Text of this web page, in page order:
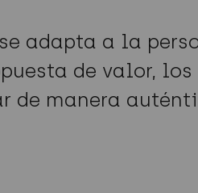
adapta a la
de valor,
de manera